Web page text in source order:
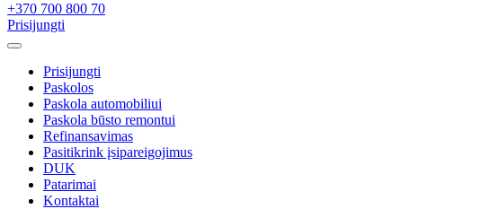
+370 700 800 70
Prisijungti
Prisijungti
Paskolos
Paskola automobiliui
Paskola būsto remontui
Refinansavimas
Pasitikrink įsipareigojimus
DUK
Patarimai
Kontaktai